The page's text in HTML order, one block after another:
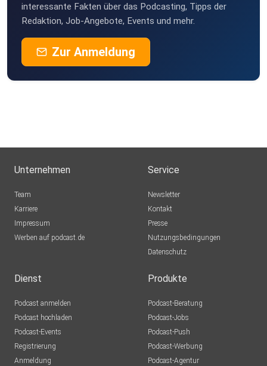
interessante Fakten über das Podcasting, Tipps der
Redaktion, Job-Angebote, Events und mehr.
Zur Anmeldung
Unternehmen
Team
Karriere
Impressum
Werben auf podcast.de
Service
Newsletter
Kontakt
Presse
Nutzungsbedingungen
Datenschutz
Dienst
Podcast anmelden
Podcast hochladen
Podcast-Events
Registrierung
Anmeldung
Produkte
Podcast-Beratung
Podcast-Jobs
Podcast-Push
Podcast-Werbung
Podcast-Agentur